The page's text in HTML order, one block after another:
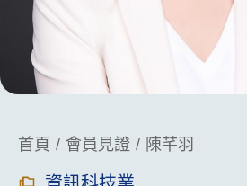
You are here:
首頁 會員見證 陳芊羽